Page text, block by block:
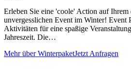
Erleben Sie eine 'coole' Action auf Ihrem
unvergesslichen Event im Winter! Event
Aktivitäten für eine spaßige
Jahreszeit. Die…
Mehr über WinterpaketJetzt Anfragen